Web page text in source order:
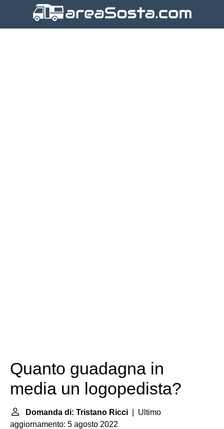
Quanto guadagna in
media un logopedista?
Domanda di: Tristano Ricci | Ultimo
aggiornamento: 5 agosto 2022